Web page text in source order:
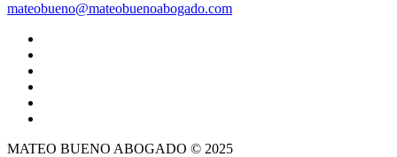
mateobueno@mateobuenoabogado.com
MATEO BUENO ABOGADO © 2025